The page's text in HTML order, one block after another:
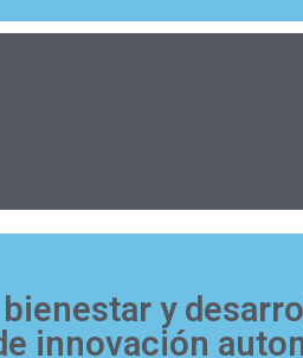
y
innovación